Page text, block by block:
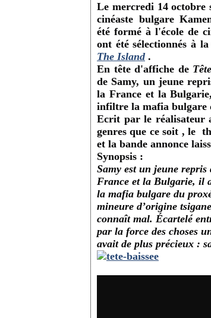
Le mercredi 14 octobre
cinéaste bulgare
été formé à l'école de
ont été sélectionnés à
The Island.
En tête d'affiche de
de Samy, un jeune
la France et la
infiltre la mafia bulgare
Ecrit par le réalisateur
genres que ce soit , le
et la bande annonce
Synopsis :
Samy est un jeune
France et la Bulgarie, il
la mafia bulgare du
mineure d’origine
connaît mal. Écartelé
par la force des choses
avait de plus précieux :